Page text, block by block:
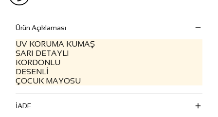
Ürün Açıklaması
UV KORUMA KUMAŞ
SARI DETAYLI
KORDONLU
DESENLİ
ÇOCUK MAYOSU
İADE